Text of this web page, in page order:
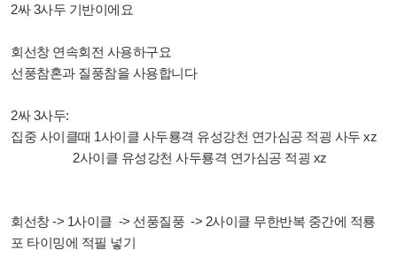
2싸 3사두 기반이에요
회선창 연속회전 사용하구요
선풍참혼과 질풍참을 사용합니다
2싸 3사두:
집중 사이클때 1사이클 사두룡격 유성강천 연가심공 적굉 사두 xz
2사이클 유성강천 사두룡격 연가심공 적굉 xz
회선창 -> 1사이클 -> 선풍질풍 -> 2사이클 무한반복 중간에 적룡
포 타이밍에 적필 넣기